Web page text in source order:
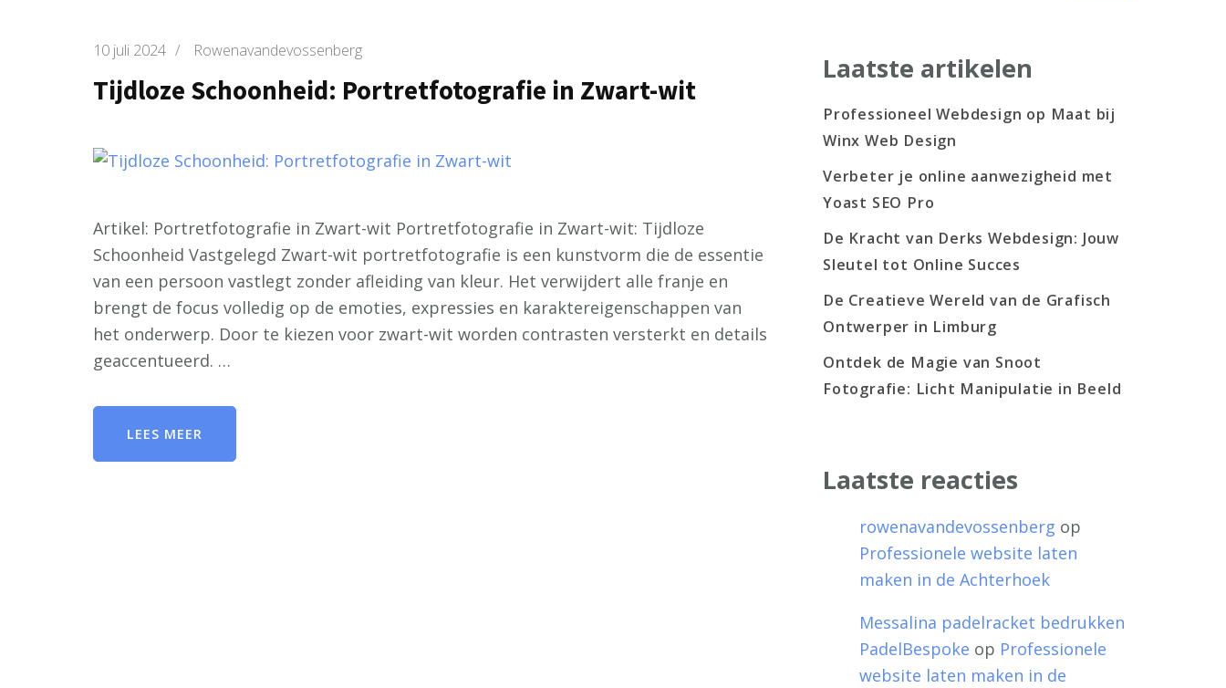
10 juli 2024 / Rowenavandevossenberg
Tijdloze Schoonheid: Portretfotografie in Zwart-wit
Artikel: Portretfotografie in Zwart-wit Portretfotografie in Zwart-wit: Tijdloze
Schoonheid Vastgelegd Zwart-wit portretfotografie is een kunstvorm die de essentie
van een persoon vastlegt zonder afleiding van kleur. Het verwijdert alle franje en
brengt de focus volledig op de emoties, expressies en karaktereigenschappen van
het onderwerp. Door te kiezen voor zwart-wit worden contrasten versterkt en details
geaccentueerd. …
LEES MEER
Laatste artikelen
Professioneel Webdesign op Maat bij
Winx Web Design
Verbeter je online aanwezigheid met
Yoast SEO Pro
De Kracht van Derks Webdesign: Jouw
Sleutel tot Online Succes
De Creatieve Wereld van de Grafisch
Ontwerper in Limburg
Ontdek de Magie van Snoot
Fotografie: Licht Manipulatie in Beeld
Laatste reacties
rowenavandevossenberg op
Professionele website laten
maken in de Achterhoek
Messalina padelracket bedrukken
PadelBespoke op Professionele
website laten maken in de